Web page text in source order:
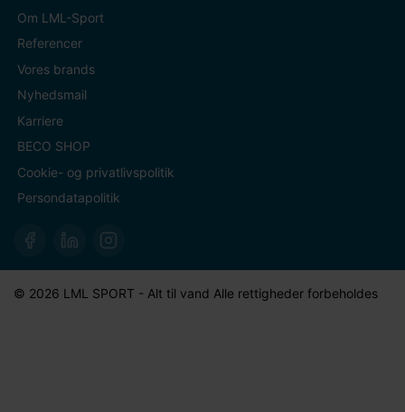
Om LML-Sport
Referencer
Vores brands
Nyhedsmail
Karriere
BECO SHOP
Cookie- og privatlivspolitik
Persondatapolitik
© 2026 LML SPORT - Alt til vand Alle rettigheder forbeholdes